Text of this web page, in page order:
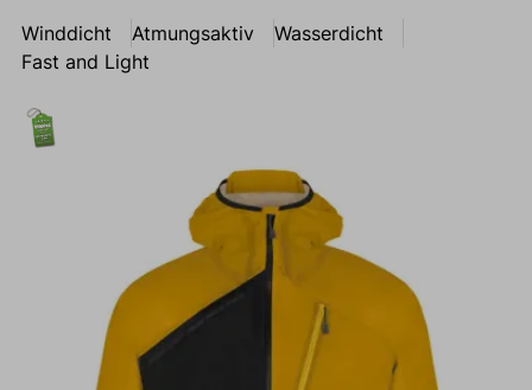
Winddicht Atmungsaktiv
Wasserdicht
Fast and Light